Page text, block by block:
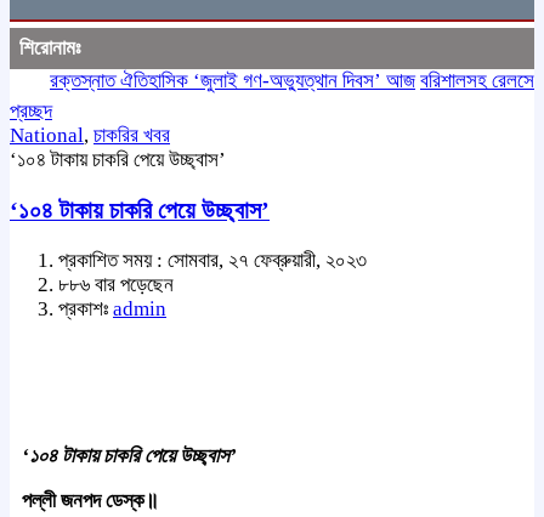
শিরোনামঃ
রক্তস্নাত ঐতিহাসিক ‌‘জুলাই গণ-অভ্যুত্থান দিবস’ আজ বরিশালসহ রেলসেবা
প্রচ্ছদ
National, চাকরির খবর
‘১০৪ টাকায় চাকরি পেয়ে উচ্ছ্বাস’
‘১০৪ টাকায় চাকরি পেয়ে উচ্ছ্বাস’
প্রকাশিত সময় : সোমবার, ২৭ ফেব্রুয়ারী, ২০২৩
৮৮৬ বার পড়েছেন
প্রকাশঃ admin
‘১০৪ টাকায় চাকরি পেয়ে উচ্ছ্বাস’
পল্লী জনপদ ডেস্ক॥